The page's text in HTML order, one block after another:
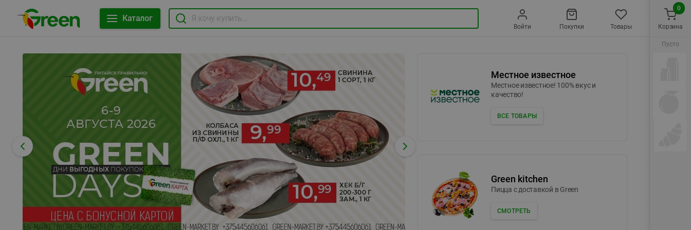
Каталог
Войти Покупки Товары
Местное известное
Местное известное! 100% вкус и
качество!
ВСЕ ТОВАРЫ
Green kitchen
Пицца c доставкой в Green
СМОТРЕТЬ
Корзина
0
Пусто